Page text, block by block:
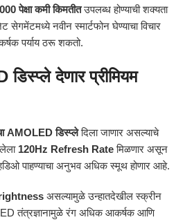
पेक्षा कमी किमतीतउपलब्ध होण्याची शक्यता
नवीन स्मार्टफोन घेण्याचा विचार
पर्याय ठरू शकतो.
देणार प्रीमियम
AMOLED डिस्प्लेदिला जाणार असल्याचे
120Hz Refresh Rateमिळणार असून
पाहण्याचा अनुभव अधिक स्मूथ होणार आहे.
असल्यामुळे उन्हातदेखील स्क्रीन
तंत्रज्ञानामुळे रंग अधिक आकर्षक आणि